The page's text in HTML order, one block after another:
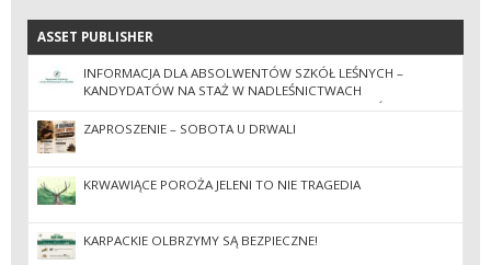
ASSET PUBLISHER
ASSET PUBLISHER
INFORMACJA DLA ABSOLWENTÓW SZKÓŁ LEŚNYCH –
KANDYDATÓW NA STAŻ W NADLEŚNICTWACH
ZGRUPOWANYCH W REGIONALNEJ DYREKCJI LASÓW
PAŃSTWOWYCH W KROŚNIE W 2026 ROKU
ZAPROSZENIE – SOBOTA U DRWALI
KRWAWIĄCE POROŻA JELENI TO NIE TRAGEDIA
KARPACKIE OLBRZYMY SĄ BEZPIECZNE!